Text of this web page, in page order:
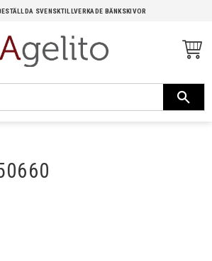
SVENSKTILLVERKADE BÄNKSKIVOR